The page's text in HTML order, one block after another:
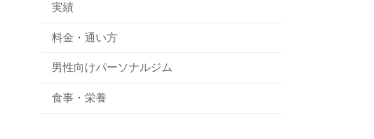
実績
料金・通い方
男性向けパーソナルジム
食事・栄養